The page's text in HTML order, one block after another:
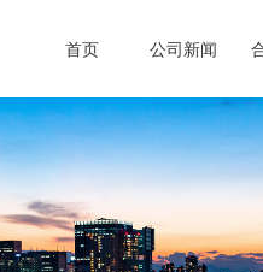
首页 公司新闻